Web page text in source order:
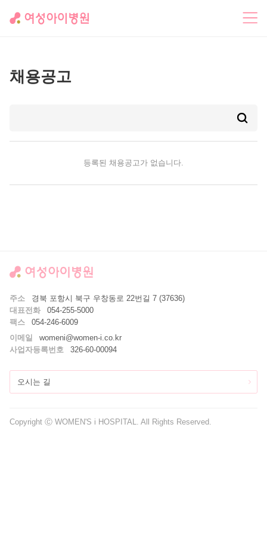
병원소식
채용공고
등록된 채용공고가 없습니다.
오시는 길
주소
경북 포항시 북구 우창동로 22번길 7 (37636)
대표전화
054-255-5000
팩스
054-246-6009
이메일
womeni@women-i.co.kr
사업자등록번호
326-60-00094
Copyright Ⓒ WOMEN'S i HOSPITAL. All Rights Reserved.